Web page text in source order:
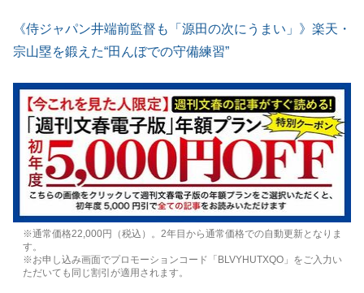
《侍ジャパン井端前監督も「源田の次にうまい」》楽天・
宗山塁を鍛えた“田んぼでの守備練習”
※通常価格22,000円（税込）。2年目から通常価格での自動更新となりま
す。
※お申し込み画面でプロモーションコード「BLVYHUTXQO」をご入力い
ただいても同じ割引が適用されます。